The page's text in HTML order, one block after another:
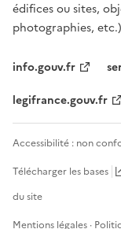
édifices ou sites,
photographies, etc.)
info.gouv.fr
legifrance.gouv.fr
Accessibilité : non
Télécharger les bases
du site
Mentions légales ·